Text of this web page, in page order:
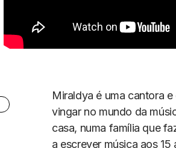
Miraldya é uma cantora
vingar no mundo da
casa, numa família que
a escrever música aos 15